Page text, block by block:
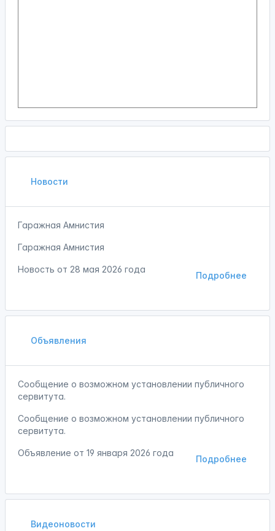
Новости
Гаражная Амнистия
Гаражная Амнистия
Подробнее
Новость от 28 мая 2026 года
Объявления
Сообщение о возможном установлении публичного
сервитута.
Сообщение о возможном установлении публичного
сервитута.
Подробнее
Объявление от 19 января 2026 года
Видеоновости